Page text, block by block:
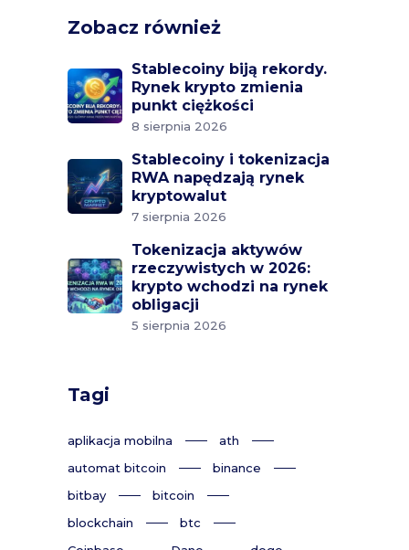
Zobacz również
Stablecoiny biją rekordy.
Rynek krypto zmienia
punkt ciężkości
8 sierpnia 2026
Stablecoiny i tokenizacja
RWA napędzają rynek
kryptowalut
7 sierpnia 2026
Tokenizacja aktywów
rzeczywistych w 2026:
krypto wchodzi na rynek
obligacji
5 sierpnia 2026
Tagi
aplikacja mobilna
ath
automat bitcoin
binance
bitbay
bitcoin
blockchain
btc